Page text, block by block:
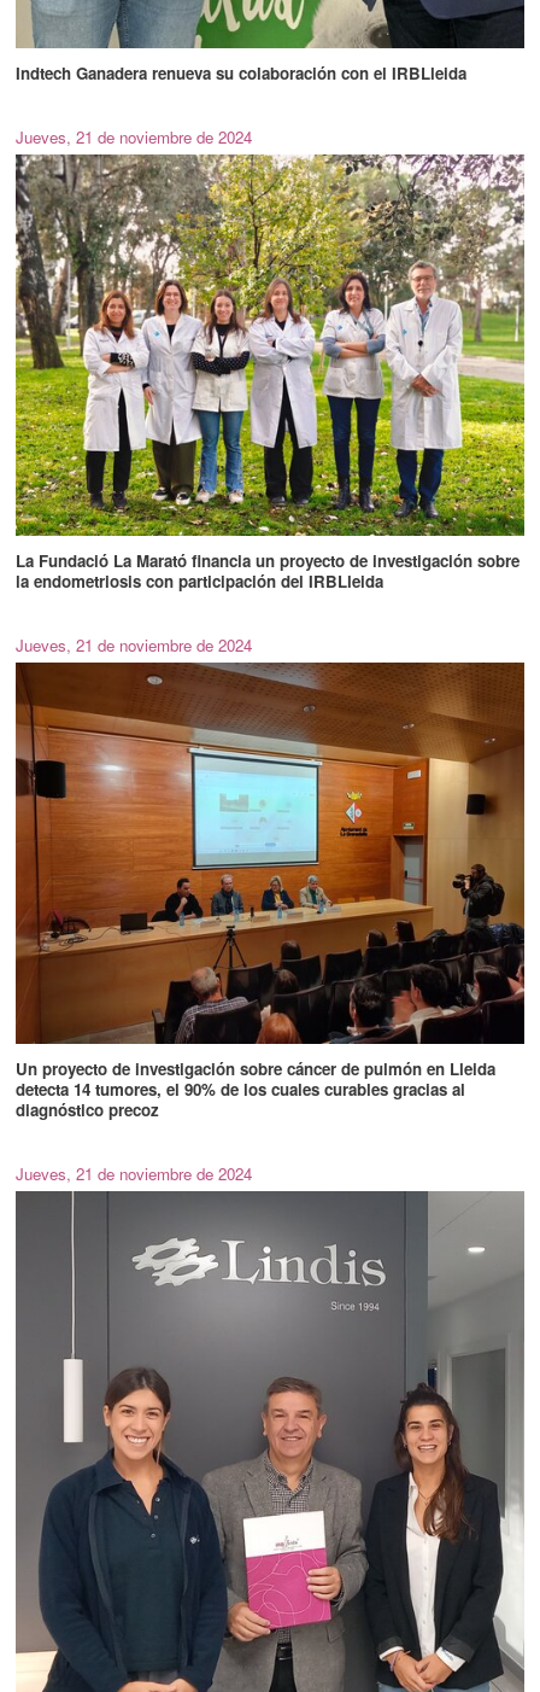
Indtech Ganadera renueva su colaboración con el IRBLleida
Jueves, 21 de noviembre de 2024
La Fundació La Marató financia un proyecto de investigación sobre
la endometriosis con participación del IRBLleida
Jueves, 21 de noviembre de 2024
Un proyecto de investigación sobre cáncer de pulmón en Lleida
detecta 14 tumores, el 90% de los cuales curables gracias al
diagnóstico precoz
Jueves, 21 de noviembre de 2024